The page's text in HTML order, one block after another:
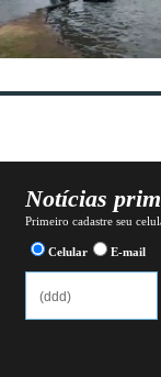
Notícias
Primeiro cadastre seu
Celular E-mail